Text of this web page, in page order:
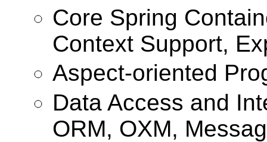
Core Spring
Context Support,
Aspect-oriented
Data Access and
ORM, OXM,